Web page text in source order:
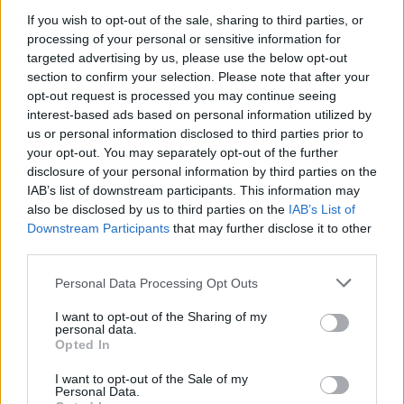
If you wish to opt-out of the sale, sharing to third parties, or
processing of your personal or sensitive information for
targeted advertising by us, please use the below opt-out
section to confirm your selection. Please note that after your
opt-out request is processed you may continue seeing
interest-based ads based on personal information utilized by
us or personal information disclosed to third parties prior to
your opt-out. You may separately opt-out of the further
disclosure of your personal information by third parties on the
IAB’s list of downstream participants. This information may
also be disclosed by us to third parties on the IAB’s List of
Downstream Participants that may further disclose it to other
Please note that this website/app uses one or more Google
not limited to your visit or usage behaviour. You may click to
grant or deny consent to Google and its third-party tags to
use your data for below specified purposes in below Google
consent section.
Personal Data Processing Opt Outs
I want to opt-out of the Sharing of my
personal data.
Opted In
I want to opt-out of the Sale of my
Personal Data.
ebben a csapatban. A nagyon őszinte, kicsit kuszán,
kicsit ügyetlenül előadott monológ végén maga
mellé szólítja a francia Ghislain Malardier-t, társát a
színpadon és az életben (ő eddig a többiekkel együtt
a háttérben táncolt, evett, beszélgetett, "aludt" a
hatalmas ponyvával letakart, titokzatos tárgy előtt,
mellett, tetején). És így tovább: egyenként előlépnek,
s egyéniségüket-életüket adják hozzá az előadáshoz.
A tunéziai-francia Tayeb Benamara az idegenség és
a befogadottság-kitaszítottság életérzését meséli-
táncolja el; az angol, cirkuszi artista mozgású (nem
csoda, merthogy eredetileg az) Ted Stoffer tánca-
játéka és monológja éppen úgy szervesen beépül az
előadásba, mint a zenét szolgáltató (zongorán, ütő
C. de la B. szép, szomorú-vidám, természetesen profi
színvonalon koreografált-táncolt etűdjeiből épülő
est a fesztivál amúgy is gazdag kínálatából is
kiemelkedett.
Az idén a prózai előadások jóval vegyesebb